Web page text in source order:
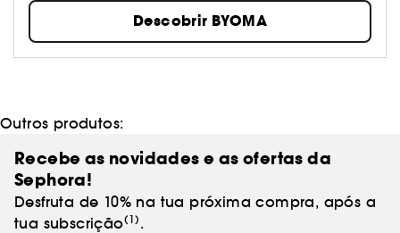
Descobrir BYOMA
Outros produtos:
Recebe as novidades e as ofertas da
Sephora!
Desfruta de 10% na tua próxima compra, após a
tua subscrição(1) .